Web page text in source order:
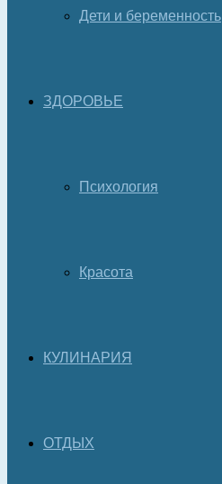
Дети и беременность
ЗДОРОВЬЕ
Психология
Красота
КУЛИНАРИЯ
ОТДЫХ